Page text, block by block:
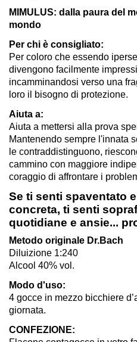
MIMULUS: dalla paura del
mondo
Per chi è consigliato:
Per coloro che essendo
divengono facilmente
incamminandosi verso una
loro il bisogno di protezione.
Aiuta a:
Aiuta a mettersi alla prova
Mantenendo sempre l'innata
le contraddistinguono,
cammino con maggiore
coraggio di affrontare i
Se ti senti spaventato
concreta, ti senti
quotidiane e ansie...
Metodo originale Dr.Bach
Diluizione 1:240
Alcool 40% vol.
Modo d'uso:
4 gocce in mezzo bicchiere
giornata.
CONFEZIONE: